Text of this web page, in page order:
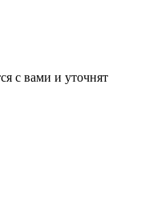
с вами и уточнят